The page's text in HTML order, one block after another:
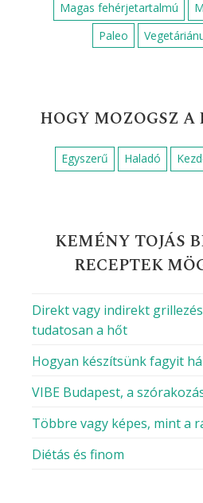
Magas fehérjetartalmú
Paleo
HOGY MOZOGSZ
Egyszerű Haladó
KEMÉNY TOJÁS
RECEPTEK
Direkt vagy indirekt
tudatosan a hőt
Hogyan készítsünk fagyit
VIBE Budapest, a
Többre vagy képes, mint a
Diétás és finom